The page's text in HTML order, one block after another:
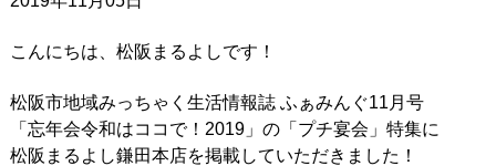
こんにちは、松阪まるよしです！
松阪市地域みっちゃく生活情報誌 ふぁみんぐ11月号
「忘年会令和はココで！2019」の「プチ宴会」特集に
松阪まるよし鎌田本店を掲載していただきました！